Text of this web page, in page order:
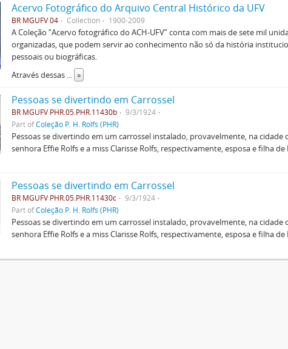
Acervo Fotográfico do Arquivo Central Histórico da UFV
BR MGUFV 04 Collection 1900-2009
A Coleção “Acervo fotográfico do ACH-UFV” conta com mais de sete mil
organizadas, que podem servir ao conhecimento não só da história
pessoais ou biográficas.
Através dessas
»
Pessoas se divertindo em Carrossel
BR MGUFV PHR.05.PHR.11430b
9/3/1924
Part ofColeção P. H. Rolfs (PHR)
Pessoas se divertindo em um carrossel instalado, provavelmente, na cidade
senhora Effie Rolfs e a miss Clarisse Rolfs, respectivamente, esposa e filha de
Pessoas se divertindo em Carrossel
BR MGUFV PHR.05.PHR.11430c
9/3/1924
Part ofColeção P. H. Rolfs (PHR)
Pessoas se divertindo em um carrossel instalado, provavelmente, na cidade
senhora Effie Rolfs e a miss Clarisse Rolfs, respectivamente, esposa e filha de